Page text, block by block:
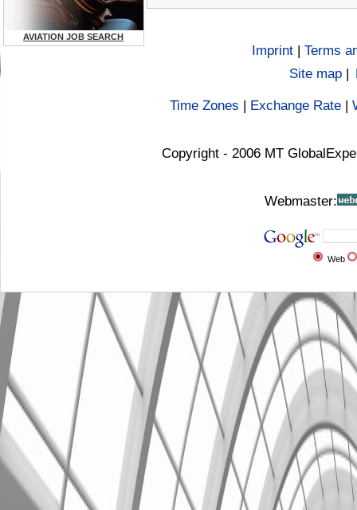
AVIATION JOB SEARCH
Imprint | Terms
Site map |
Time Zones | Exchange Rate |
Copyright - 2006 MT
Webmaster:
Web